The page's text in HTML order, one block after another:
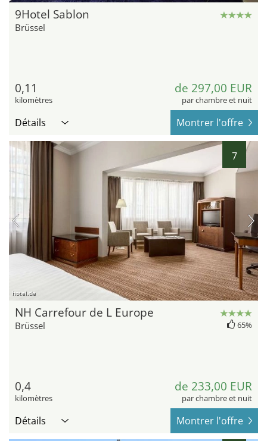
9Hotel Sablon
Brüssel
0,11
kilomètres
de 297,00 EUR
par chambre et nuit
Détails Montrer l'offre
7
hotel.de
NH Carrefour de L Europe
Brüssel 65%
0,4
kilomètres
de 233,00 EUR
par chambre et nuit
Détails Montrer l'offre